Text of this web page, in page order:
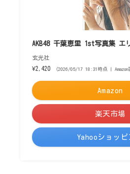
AKB48 千葉恵里 1st写真集 エ
玄光社
¥2,420
（2026/05/17 18:31時点 | Amazon
Amazon
楽天市場
Yahooショッピ